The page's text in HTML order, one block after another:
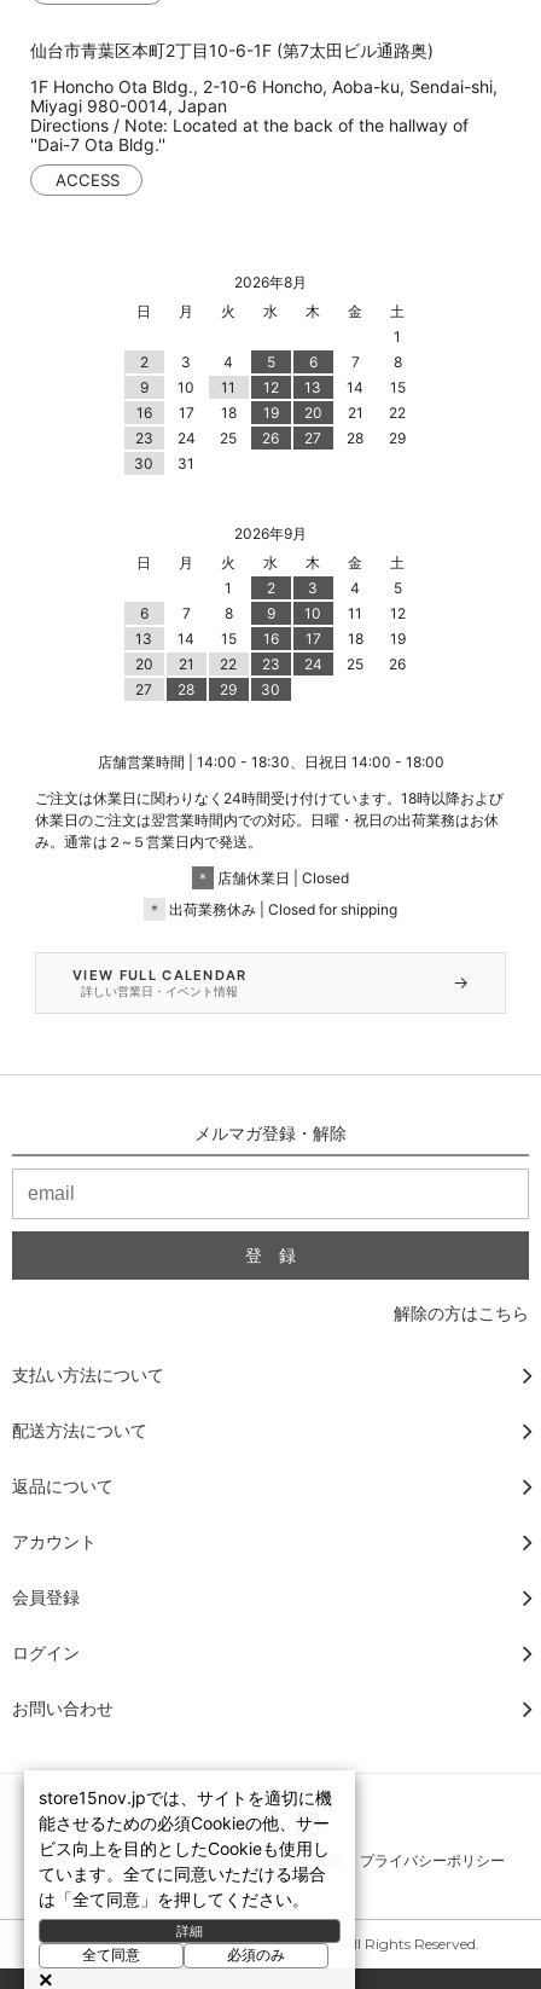
仙台市青葉区本町2丁目10-6-1F (第7太田ビル通路奥)
1F Honcho Ota Bldg., 2-10-6 Honcho, Aoba-ku, Sendai-shi,
Miyagi 980-0014, Japan
Directions / Note: Located at the back of the hallway of
''Dai-7 Ota Bldg.''
ACCESS
2026年8月
日
月 火 水 木 金
土
1
2
3 4 5 6 7
8
9
10 11 12 13 14
15
16
17 18 19 20 21
22
23
24 25 26 27 28
29
30
31
2026年9月
日
月 火 水 木 金
土
1
2 3 4
5
6
7 8 9 10 11
12
13
14 15 16 17 18
19
20
21 22 23 24 25
26
27
28 29 30
店舗営業時間 | 14:00 - 18:30、日祝日 14:00 - 18:00
ご注文は休業日に関わりなく24時間受け付けています。18時以降および
休業日のご注文は翌営業時間内での対応。日曜・祝日の出荷業務はお休
み。通常は２~５営業日内で発送。
＊
店舗休業日 | Closed
＊
出荷業務休み | Closed for shipping
VIEW FULL CALENDAR
詳しい営業日・イベント情報 →
メルマガ登録・解除
解除の方はこちら
支払い方法について
配送方法について
返品について
アカウント
会員登録
ログイン
お問い合わせ
RSS / ATOM 特定商法取引法に基づく表記 プライバシーポリシー
Copyright © 2007-2026 STORE15NOV. All Rights Reserved.
store15nov.jpでは、サイトを適切に機
能させるための必須Cookieの他、サー
ビス向上を目的としたCookieも使用し
ています。全てに同意いただける場合
は「全て同意」を押してください。
詳細
全て同意
必須のみ
×